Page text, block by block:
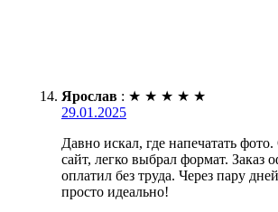
Ярослав : ★ ★ ★ ★ ★
29.01.2025
Давно искал, где напечатать
сайт, легко выбрал формат. Заказ
оплатил без труда. Через пару
просто идеально!